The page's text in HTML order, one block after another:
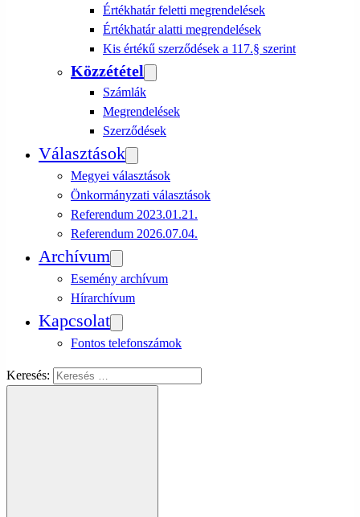
Értékhatár feletti megrendelések
Értékhatár alatti megrendelések
Kis értékű szerződések a 117.§ szerint
Közzététel
Számlák
Megrendelések
Szerződések
Választások
Megyei választások
Önkormányzati választások
Referendum 2023.01.21.
Referendum 2026.07.04.
Archívum
Esemény archívum
Hírarchívum
Kapcsolat
Fontos telefonszámok
Keresés: